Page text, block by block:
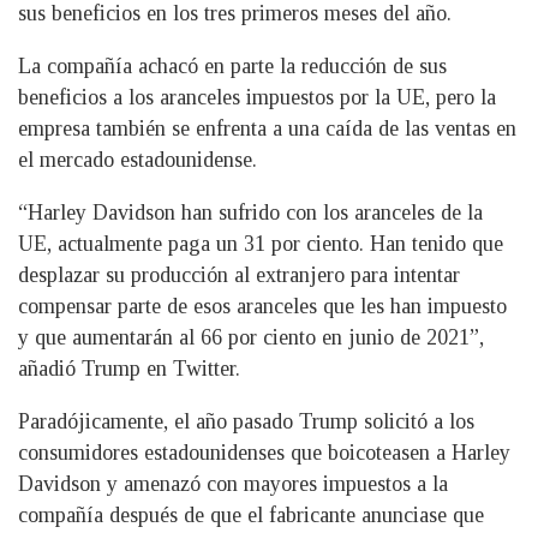
sus beneficios en los tres primeros meses del año.
La compañía achacó en parte la reducción de sus
beneficios a los aranceles impuestos por la UE, pero la
empresa también se enfrenta a una caída de las ventas en
el mercado estadounidense.
“Harley Davidson han sufrido con los aranceles de la
UE, actualmente paga un 31 por ciento. Han tenido que
desplazar su producción al extranjero para intentar
compensar parte de esos aranceles que les han impuesto
y que aumentarán al 66 por ciento en junio de 2021”,
añadió Trump en Twitter.
Paradójicamente, el año pasado Trump solicitó a los
consumidores estadounidenses que boicoteasen a Harley
Davidson y amenazó con mayores impuestos a la
compañía después de que el fabricante anunciase que